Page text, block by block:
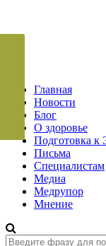
Главная
Новости
Блог
О здоровье
Подготовка к
Письма
Специалистам
Медиа
Медрупор
Мнение